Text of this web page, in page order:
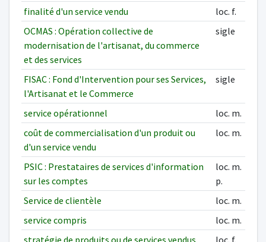
finalité d'un service vendu
loc. f.
OCMAS : Opération collective de
modernisation de l'artisanat, du commerce
et des services
sigle
FISAC : Fond d'Intervention pour ses Services,
l'Artisanat et le Commerce
sigle
service opérationnel
loc. m.
coût de commercialisation d'un produit ou
d'un service vendu
loc. m.
PSIC : Prestataires de services d'information
sur les comptes
loc. m.
p.
Service de clientèle
loc. m.
service compris
loc. m.
stratégie de produits ou de services vendus
loc. f.